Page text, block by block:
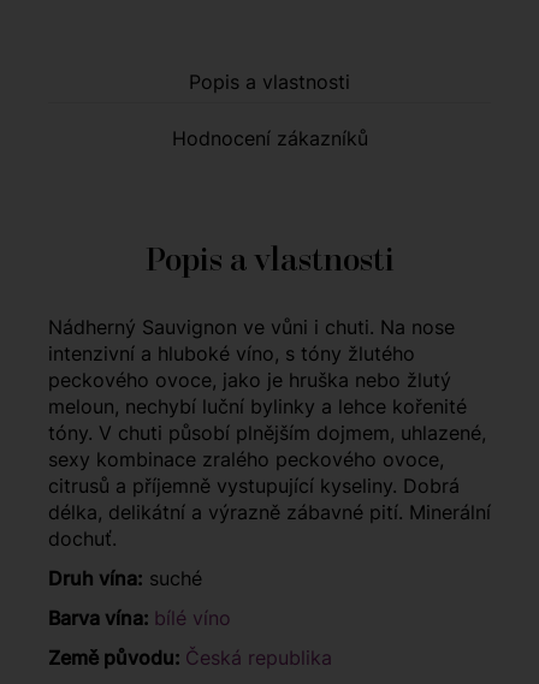
Popis a vlastnosti
Hodnocení zákazníků
Popis a vlastnosti
Nádherný Sauvignon ve vůni i chuti. Na nose
intenzivní a hluboké víno, s tóny žlutého
peckového ovoce, jako je hruška nebo žlutý
meloun, nechybí luční bylinky a lehce kořenité
tóny. V chuti působí plnějším dojmem, uhlazené,
sexy kombinace zralého peckového ovoce,
citrusů a příjemně vystupující kyseliny. Dobrá
délka, delikátní a výrazně zábavné pití. Minerální
dochuť.
Druh vína: suché
Barva vína: bílé víno
Země původu: Česká republika